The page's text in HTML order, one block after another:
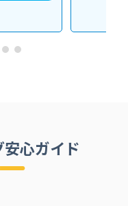
安心ガイド